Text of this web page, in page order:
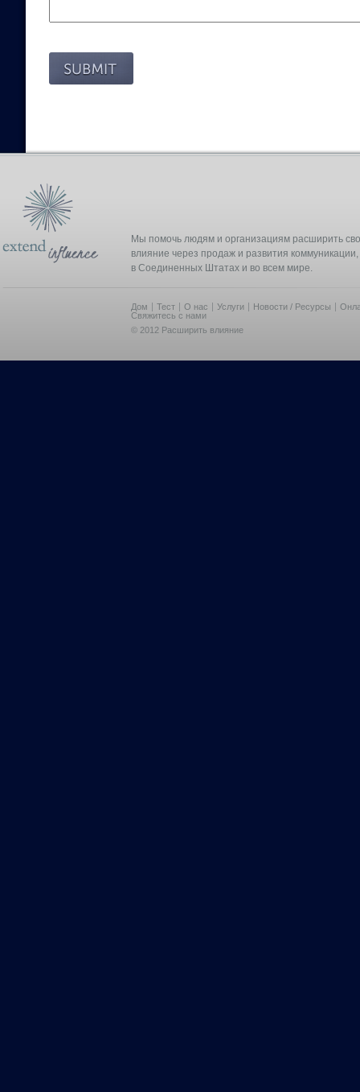
Мы помочь людям и организациям расширить
влияние через продаж и развития
в Соединенных Штатах и во всем мире.
Дом Тест О нас Услуги Новости / Ресурсы
Свяжитесь с нами
© 2012 Расширить влияние